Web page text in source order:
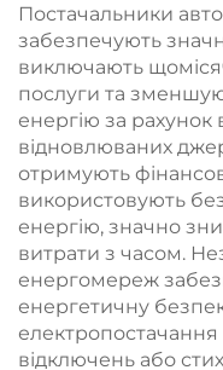
будинку, 6000
акумулятори з
залізо-фосфату
автодомів,
автономних систем
сонячних систем
Постачальники
забезпечують
виключають
послуги та
енергію за рахунок
відновлюваних
отримують
використовують
енергію, значно
витрати з часом.
енергомереж
енергетичну
електропостачання
відключень або